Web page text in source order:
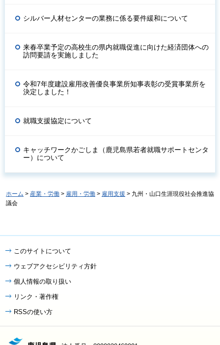
シルバー人材センターの業務に係る要件緩和について
来春卒業予定の高校生の県内就職促進に向けた経済団体への
訪問要請を実施しました
令和7年度建設雇用改善優良事業所知事表彰の受賞事業所を
決定しました！
就職支援協定について
キャッチワークかごしま（鹿児島県若者就職サポートセンタ
ー）について
ホーム > 産業・労働 > 雇用・労働 > 雇用支援 > 九州・山口生涯現役社会推進協
議会
このサイトについて
ウェブアクセシビリティ方針
個人情報の取り扱い
リンク・著作権
RSSの使い方